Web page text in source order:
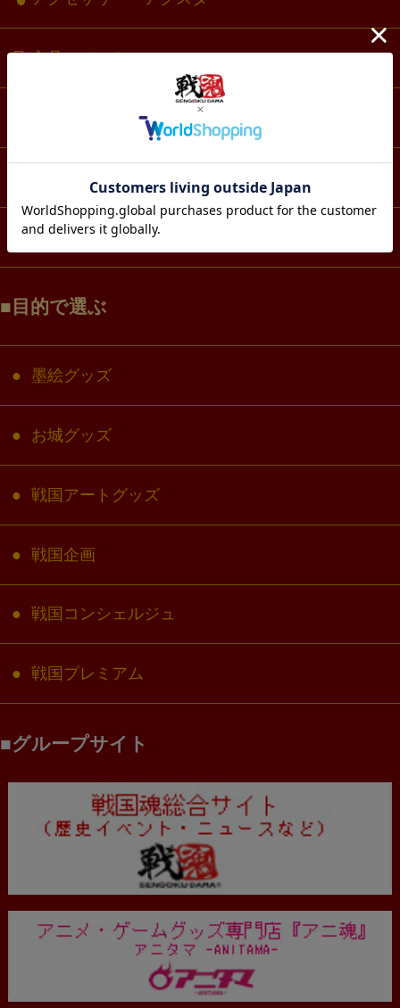
文具・ノート
スマホ・IT・メディア
コラボ・キャラクター
目的で選ぶ
墨絵グッズ
お城グッズ
戦国アートグッズ
戦国企画
戦国コンシェルジュ
戦国プレミアム
グループサイト